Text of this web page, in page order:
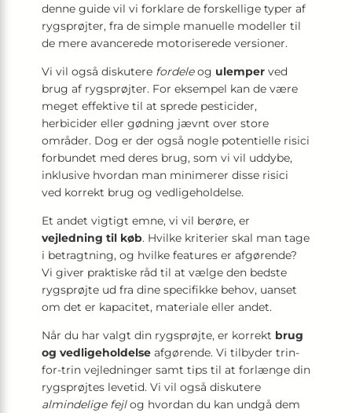
denne guide vil vi forklare de forskellige typer af
rygsprøjter, fra de simple manuelle modeller til
de mere avancerede motoriserede versioner.
Vi vil også diskutere fordeleog ulemper ved
brug af rygsprøjter. For eksempel kan de være
meget effektive til at sprede pesticider,
herbicider eller gødning jævnt over store
områder. Dog er der også nogle potentielle risici
forbundet med deres brug, som vi vil uddybe,
inklusive hvordan man minimerer disse risici
ved korrekt brug og vedligeholdelse.
Et andet vigtigt emne, vi vil berøre, er
vejledning til køb. Hvilke kriterier skal man tage
i betragtning, og hvilke features er afgørende?
Vi giver praktiske råd til at vælge den bedste
rygsprøjte ud fra dine specifikke behov, uanset
om det er kapacitet, materiale eller andet.
Når du har valgt din rygsprøjte, er korrekt brug
og vedligeholdelse afgørende. Vi tilbyder trin-
for-trin vejledninger samt tips til at forlænge din
rygsprøjtes levetid. Vi vil også diskutere
almindelige fejlog hvordan du kan undgå dem